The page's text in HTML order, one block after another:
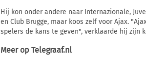
Hij kon onder andere naar Internazionale,
en Club Brugge, maar koos zelf voor Ajax.
spelers de kans te geven", verklaarde hij zijn
Meer op Telegraaf.nl